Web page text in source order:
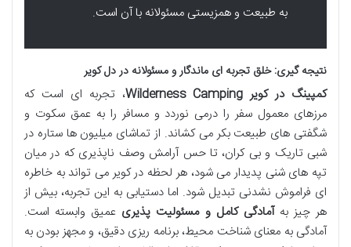
به طبیعت و همزیستی مسئولانه با آن است.
نتیجه گیری: خلق تجربه ای ماندگار و مسئولانه در دل کویر
کمپینگ در کویر Wilderness Camping
، تجربه ای است که
مرزهای معمول سفر را درمی نوردد و مسافر را به عمق سکوت و
شگفتی های طبیعت بکر می کشاند. از تماشای میلیون ها ستاره در
شبی تاریک و بی کران، تا حس آرامش وصف ناپذیری که در میان
تپه های شنی پدیدار می شود، هر لحظه در کویر می تواند به خاطره
ای فراموش نشدنی تبدیل شود. اما دستیابی به این تجربه، بیش از
هر چیز بهآمادگی کامل و مسئولیت پذیری عمیق وابسته است.
آمادگی به معنای شناخت محیط، برنامه ریزی دقیق، و مجهز بودن به